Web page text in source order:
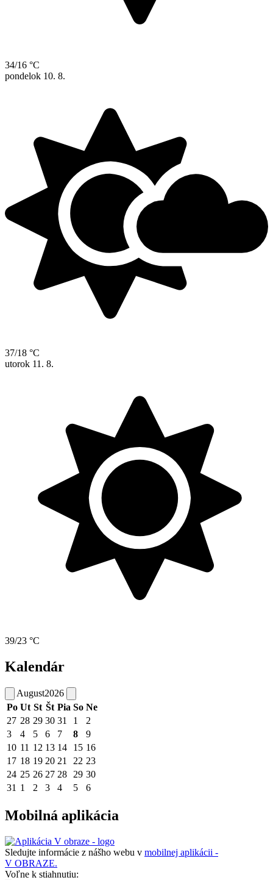
34/16 °C
pondelok 10. 8.
37/18 °C
utorok 11. 8.
39/23 °C
Kalendár
August2026
Po Ut St Št Pia So Ne
27 28 29 30 31 1
2
3
4 5 6 7 8
9
10 11 12 13 14 15 16
17 18 19 20 21 22 23
24 25 26 27 28 29 30
31 1 2 3 4 5 6
Mobilná aplikácia
Sledujte informácie z nášho webu v mobilnej aplikácii -
V OBRAZE.
Voľne k stiahnutiu: